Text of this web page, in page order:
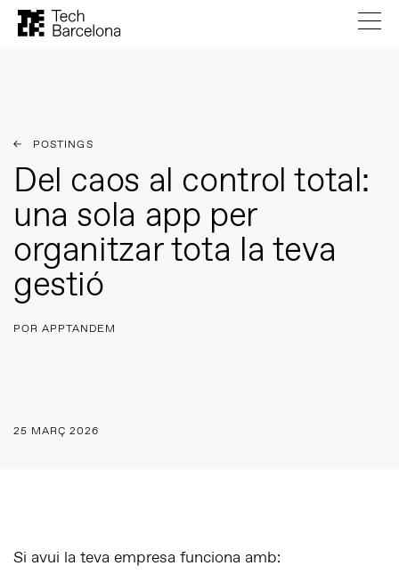
POSTINGS
Del caos al control total:
una sola app per
organitzar tota la teva
gestió
POR APPTANDEM
25 MARÇ 2026
Si avui la teva empresa funciona amb: